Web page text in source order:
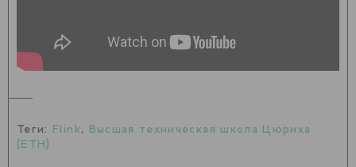
Теги: Flink,
Высшая техническая школа Цюриха
(ETH)